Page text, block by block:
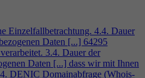
Einzelfallbetrachtung. 4.4. Dauer
Daten [...] 64295
3.4. Dauer der
Daten [...] dass wir mit Ihnen
4. DENIC Domainabfrage (Whois-